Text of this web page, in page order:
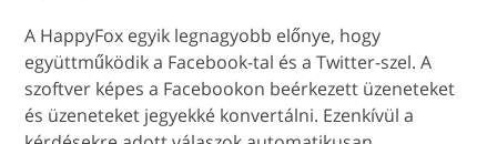
A HappyFox egyik legnagyobb előnye, hogy
együttműködik a Facebook-tal és a Twitter-szel. A
szoftver képes a Facebookon beérkezett üzeneteket
és üzeneteket jegyekké konvertálni. Ezenkívül a